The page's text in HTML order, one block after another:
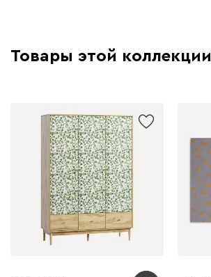
Товары этой коллекции